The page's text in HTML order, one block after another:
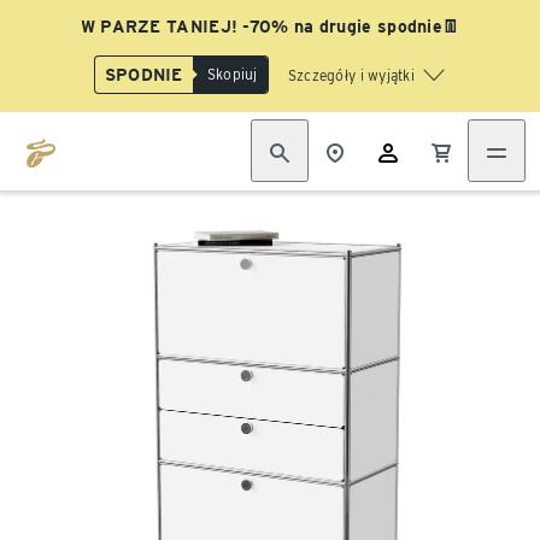
W PARZE TANIEJ! -70% na drugie spodnie👖
SPODNIE Skopiuj Szczegóły i wyjątki